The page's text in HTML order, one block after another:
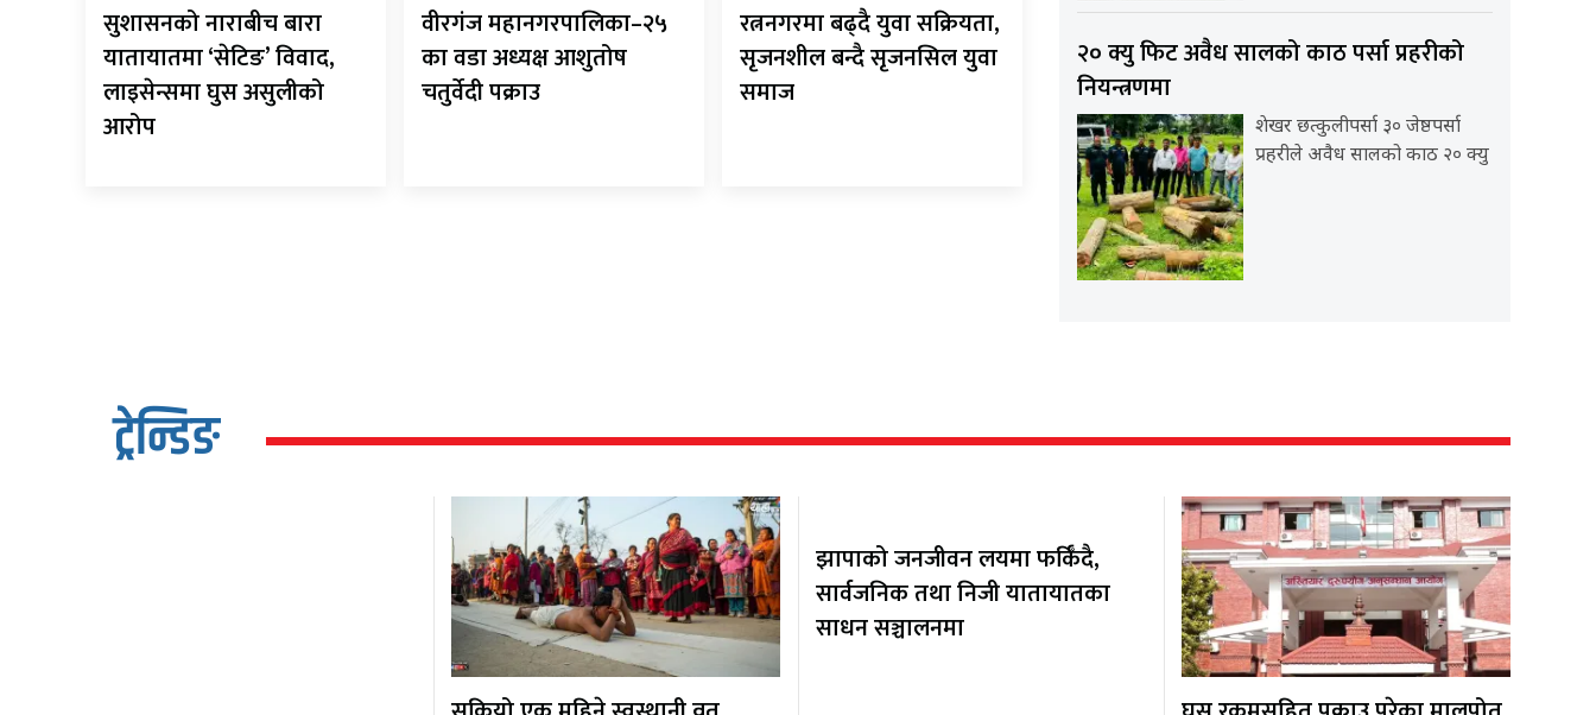
सुशासनको नाराबीच बारा
यातायातमा ‘सेटिङ’ विवाद,
लाइसेन्समा घुस असुलीको
आरोप
वीरगंज महानगरपालिका–२५
का वडा अध्यक्ष आशुतोष
चतुर्वेदी पक्राउ
रत्ननगरमा बढ्दै युवा सक्रियता,
सृजनशील बन्दै सृजनसिल युवा
समाज
२० क्यु फिट अवैध सालको काठ पर्सा प्रहरीको
नियन्त्रणमा
शेखर छत्कुलीपर्सा ३० जेष्ठपर्सा
प्रहरीले अवैध सालको काठ २० क्यु
ट्रेन्डिङ
झापाको जनजीवन लयमा फर्किँदै,
सार्वजनिक तथा निजी यातायातका
साधन सञ्चालनमा